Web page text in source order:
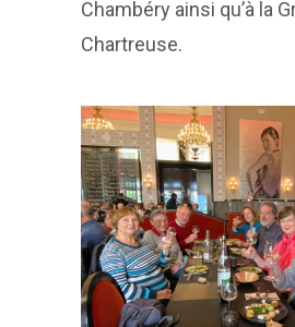
Chambéry ainsi qu’à la
Chartreuse.